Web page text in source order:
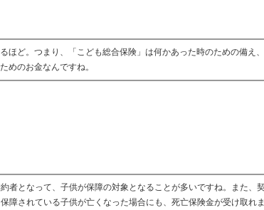
ほど。つまり、「こども総合保険」は何かあった時のための備え
めのお金なんですね。
者となって、子供が保障の対象となることが多いですね。また、
障されている子供が亡くなった場合にも、死亡保険金が受け取れま